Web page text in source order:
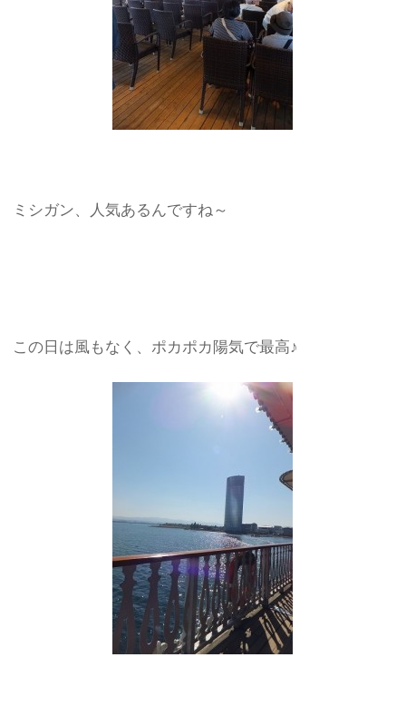
ミシガン、人気あるんですね～
この日は風もなく、ポカポカ陽気で最高♪